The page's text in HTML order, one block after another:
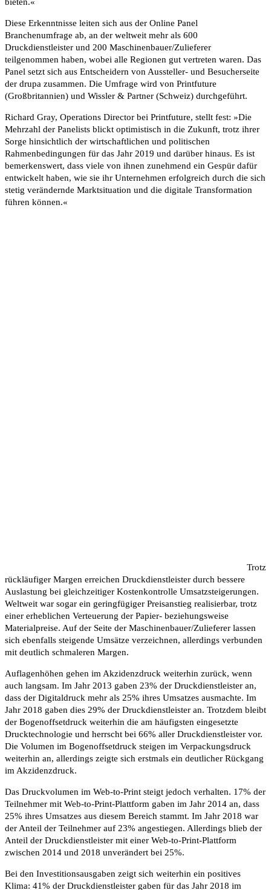
bieten.«
Diese Erkenntnisse leiten sich aus der Online Panel
Branchenumfrage ab, an der weltweit mehr als 600
Druckdienstleister und 200 Maschinenbauer/Zulieferer
teilgenommen haben, wobei alle Regionen gut vertreten waren. Das
Panel setzt sich aus Entscheidern von Aussteller- und Besucherseite
der drupa zusammen. Die Umfrage wird von Printfuture
(Großbritannien) und Wissler & Partner (Schweiz) durchgeführt.
Richard Gray, Operations Director bei Printfuture, stellt fest: »Die
Mehrzahl der Panelists blickt optimistisch in die Zukunft, trotz ihrer
Sorge hinsichtlich der wirtschaftlichen und politischen
Rahmenbedingungen für das Jahr 2019 und darüber hinaus. Es ist
bemerkenswert, dass viele von ihnen zunehmend ein Gespür dafür
entwickelt haben, wie sie ihr Unternehmen erfolgreich durch die sich
stetig verändernde Marktsituation und die digitale Transformation
führen können.«
Trotz
rückläufiger Margen erreichen Druckdienstleister durch bessere
Auslastung bei gleichzeitiger Kostenkontrolle Umsatzsteigerungen.
Weltweit war sogar ein geringfügiger Preisanstieg realisierbar, trotz
einer erheblichen Verteuerung der Papier- beziehungsweise
Materialpreise. Auf der Seite der Maschinenbauer/Zulieferer lassen
sich ebenfalls steigende Umsätze verzeichnen, allerdings verbunden
mit deutlich schmaleren Margen.
Auflagenhöhen gehen im Akzidenzdruck weiterhin zurück, wenn
auch langsam. Im Jahr 2013 gaben 23% der Druckdienstleister an,
dass der Digitaldruck mehr als 25% ihres Umsatzes ausmachte. Im
Jahr 2018 gaben dies 29% der Druckdienstleister an. Trotzdem bleibt
der Bogenoffsetdruck weiterhin die am häufigsten eingesetzte
Drucktechnologie und herrscht bei 66% aller Druckdienstleister vor.
Die Volumen im Bogenoffsetdruck steigen im Verpackungsdruck
weiterhin an, allerdings zeigte sich erstmals ein deutlicher Rückgang
im Akzidenzdruck.
Das Druckvolumen im Web-to-Print steigt jedoch verhalten. 17% der
Teilnehmer mit Web-to-Print-Plattform gaben im Jahr 2014 an, dass
25% ihres Umsatzes aus diesem Bereich stammt. Im Jahr 2018 war
der Anteil der Teilnehmer auf 23% angestiegen. Allerdings blieb der
Anteil der Druckdienstleister mit einer Web-to-Print-Plattform
zwischen 2014 und 2018 unverändert bei 25%.
Bei den Investitionsausgaben zeigt sich weiterhin ein positives
Klima: 41% der Druckdienstleister gaben für das Jahr 2018 im